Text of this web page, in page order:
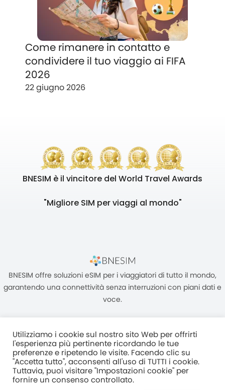
Come rimanere in contatto e
condividere il tuo viaggio ai FIFA
2026
22 giugno 2026
BNESIM è il vincitore del World Travel Awards
"Migliore SIM per viaggi al mondo"
BNESIM offre soluzioni eSIM per i viaggiatori di tutto il mondo,
garantendo una connettività senza interruzioni con piani dati e
voce.
Unità C, 8/F, King Palace Plaza, NO:55 King Yip Street, Kwun Tong,
Kowloon, HONG KONG
2017–2025 BNESIM LIMITED Tutti i diritti riservati
Utilizziamo i cookie sul nostro sito Web per offrirti
l'esperienza più pertinente ricordando le tue
preferenze e ripetendo le visite. Facendo clic su
"Accetta tutto", acconsenti all'uso di TUTTI i cookie.
Tuttavia, puoi visitare "Impostazioni cookie" per
fornire un consenso controllato.